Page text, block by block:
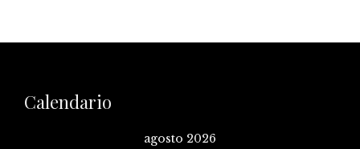
Calendario
agosto 2026